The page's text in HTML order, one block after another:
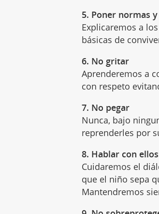
5. Poner normas
Explicaremos a
básicas de
6. No gritar
Aprenderemos a
con respeto
7. No pegar
Nunca, bajo
reprenderles por
8. Hablar con
Cuidaremos el
que el niño sepa
Mantendremos